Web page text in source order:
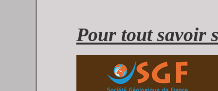
Pour tout savoir